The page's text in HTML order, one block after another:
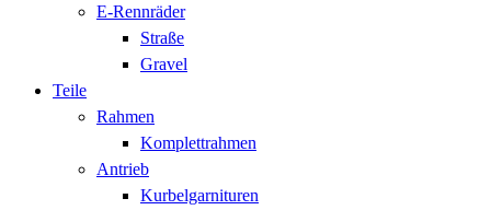
E-Rennräder
Straße
Gravel
Teile
Rahmen
Komplettrahmen
Antrieb
Kurbelgarnituren